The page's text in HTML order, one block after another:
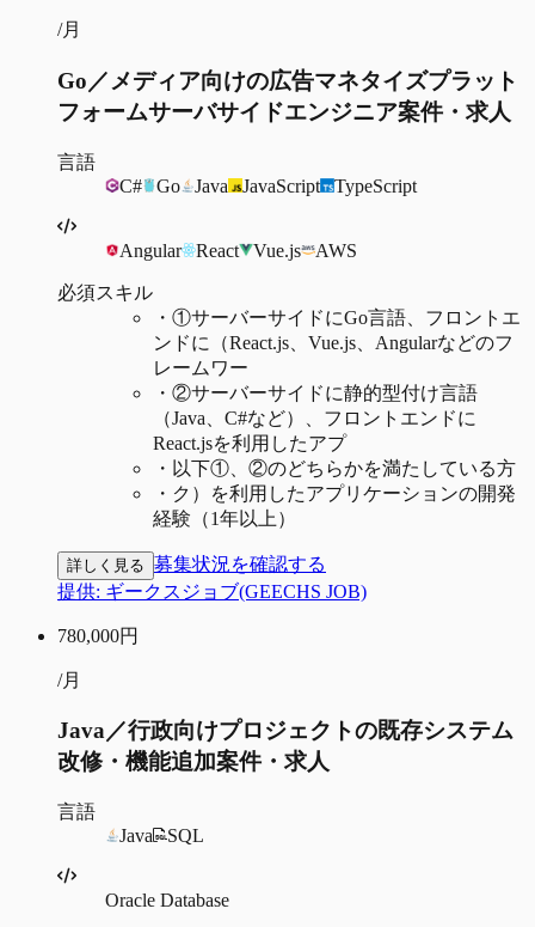
/月
Go／メディア向けの広告マネタイズプラット
フォームサーバサイドエンジニア案件・求人
言語
C#
Go Java JavaScript TypeScript
Angular React Vue.js AWS
必須スキル
・ ①サーバーサイドにGo言語、フロントエ
ンドに（React.js、Vue.js、Angularなどのフ
レームワー
・ ②サーバーサイドに静的型付け言語
（Java、C#など）、フロントエンドに
React.jsを利用したアプ
・ 以下①、②のどちらかを満たしている方
・ ク）を利用したアプリケーションの開発
経験（1年以上）
詳しく見る 募集状況を確認する
提供: ギークスジョブ(GEECHS JOB)
780,000円
/月
Java／行政向けプロジェクトの既存システム
改修・機能追加案件・求人
言語
Java
SQL
Oracle Database